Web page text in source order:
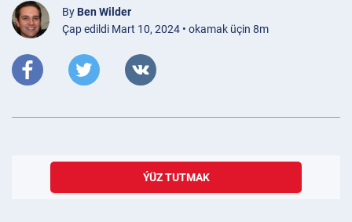
By Ben Wilder
Çap edildi Mart 10, 2024 • okamak üçin 8m
ÝÜZ TUTMAK